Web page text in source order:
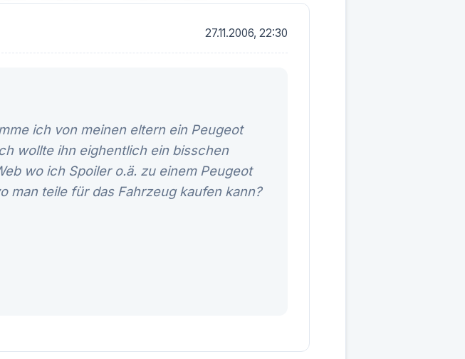
27.11.2006, 22:30
ich von meinen eltern ein Peugeot
wollte ihn eighentlich ein bisschen
wo ich Spoiler o.ä. zu einem Peugeot
man teile für das Fahrzeug kaufen kann?